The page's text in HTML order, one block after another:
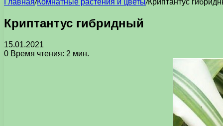
Главная/Комнатные растения и цветы/Криптантус
Криптантус гибридный
15.01.2021
0 Время чтения: 2 мин.